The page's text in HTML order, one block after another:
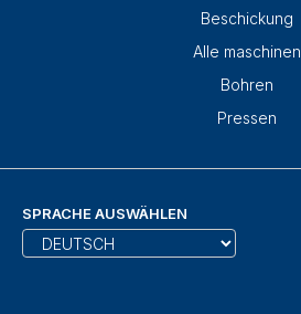
Beschickung
Alle maschinen
Bohren
Pressen
SPRACHE AUSWÄHLEN